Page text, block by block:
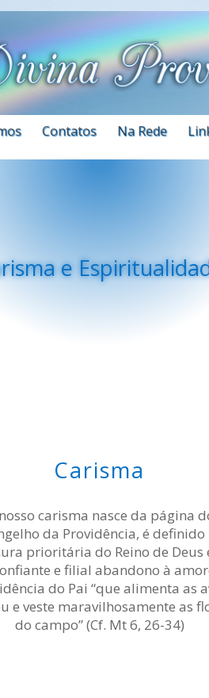
Contatos Na Rede
e
Carisma
carisma nasce da página
da Providência, é definido
prioritária do Reino de Deus
e filial abandono à
do Pai “que alimenta as
e veste maravilhosamente as
do campo” (Cf. Mt 6, 26-34)